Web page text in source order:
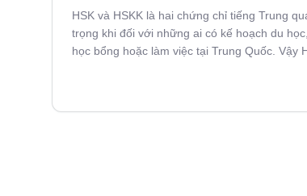
HSK và HSKK là hai chứng chỉ tiếng Trung
trọng khi đối với những ai có kế hoạch du
học bổng hoặc làm việc tại Trung Quốc. Vậy
học và có bắt buộc thi HSKK không? Hãy